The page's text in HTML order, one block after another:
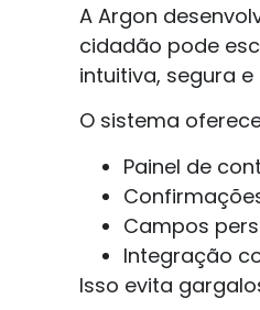
A Argon
cidadão pode
intuitiva, segura
O sistema
Painel de
Campos
Integração
Isso evita